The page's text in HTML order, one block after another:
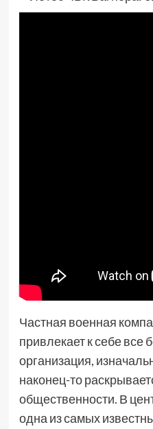
Частная военная
привлекает к себе
организация,
наконец-то
общественности. В
одна из самых